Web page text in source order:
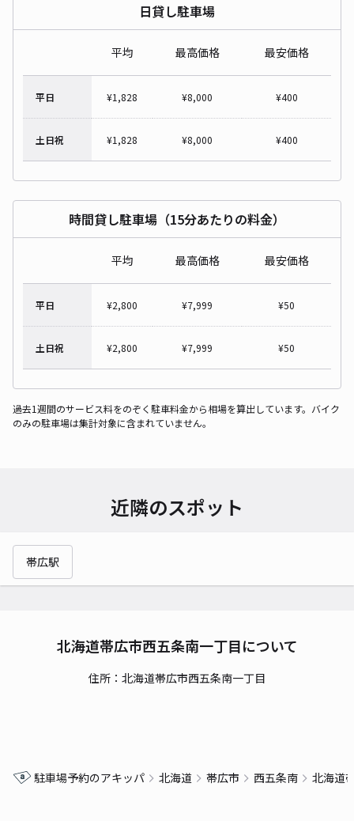
日貸し駐車場
平均 最高価格 最安価格
平日 ¥1,828 ¥8,000 ¥400
土日祝 ¥1,828 ¥8,000 ¥400
時間貸し駐車場（15分あたりの料金）
平均 最高価格 最安価格
平日 ¥2,800 ¥7,999 ¥50
土日祝 ¥2,800 ¥7,999 ¥50
過去1週間のサービス料をのぞく駐車料金から相場を算出しています。バイク
のみの駐車場は集計対象に含まれていません。
近隣のスポット
帯広駅
北海道帯広市西五条南一丁目について
住所：北海道帯広市西五条南一丁目
駐車場予約のアキッパ 北海道 帯広市 西五条南 北海道